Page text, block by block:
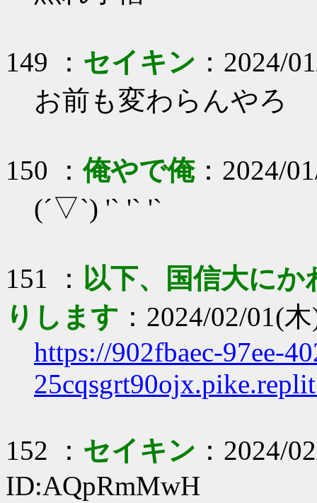
149 ： セイキン ：2024/
お前も変わらんやろ
150 ：俺やで俺：2024/
(´▽`) '` '` '`
151 ： 以下、国信大に
りします ：2024/02/01(
https://902fbaec-97ee-
152 ： セイキン ：2024/
ID:AQpRmMwH